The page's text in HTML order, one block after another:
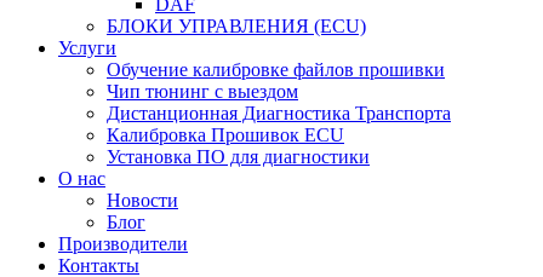
DAF
БЛОКИ УПРАВЛЕНИЯ (ECU)
Услуги
Обучение калибровке файлов прошивки
Чип тюнинг с выездом
Дистанционная Диагностика Транспорта
Калибровка Прошивок ECU
Установка ПО для диагностики
О нас
Новости
Блог
Производители
Контакты